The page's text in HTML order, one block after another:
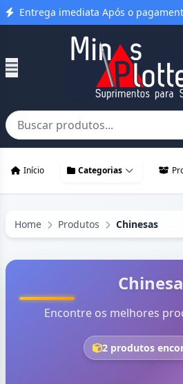
Entrega imediata Após o
Início Categorias
Home Produtos Chinesas
Encontre os melhores
2 produtos